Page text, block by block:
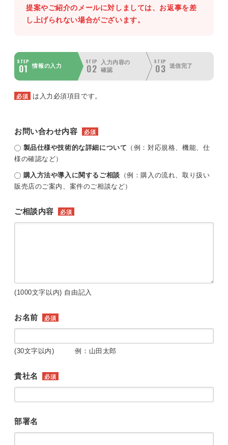
提案やご紹介のメールに対しましては、お返事を差
し上げられない場合がございます。
STEP
01 情報の入力
STEP
02
入力内容の
確認
STEP
03 送信完了
必須 は入力必須項目です。
お問い合わせ内容 必須
製品仕様や技術的な詳細について （例：対応規格、機能、仕
様の確認など）
購入方法や導入に関するご相談 （例：購入の流れ、取り扱い
販売店のご案内、案件のご相談など）
ご相談内容 必須
(1000文字以内) 自由記入
お名前 必須
(30文字以内) 例：山田太郎
貴社名 必須
部署名